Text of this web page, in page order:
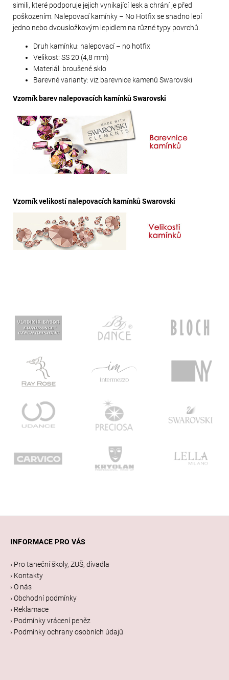
simili, které podporuje jejich vynikající lesk a chrání je před
poškozením. Nalepovací kamínky – No Hotfix se snadno lepí
jedno nebo dvousložkovým lepidlem na různé typy povrchů.
Druh kamínku: nalepovací – no hotfix
Velikost: SS 20 (4,8 mm)
Materiál: broušené sklo
Barevné varianty: viz barevnice kamenů Swarovski
Vzorník barev nalepovacích kamínků Swarovski
Vzorník velikostí nalepovacích kamínků Swarovski
INFORMACE PRO VÁS
› Pro taneční školy, ZUŠ, divadla
› Kontakty
› O nás
› Obchodní podmínky
› Reklamace
› Podmínky vrácení peněz
› Podmínky ochrany osobních údajů